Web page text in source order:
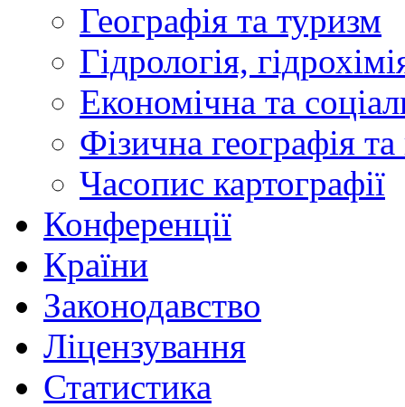
Географія та туризм
Гідрологія,
Економічна та
Фізична географія
Часопис картографії
Конференції
Країни
Законодавство
Ліцензування
Статистика